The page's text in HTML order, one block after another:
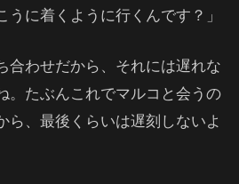
に着くように行くんです？」
合わせだから、それには遅れな
。たぶんこれでマルコと会うの
ら、最後くらいは遅刻しないよ